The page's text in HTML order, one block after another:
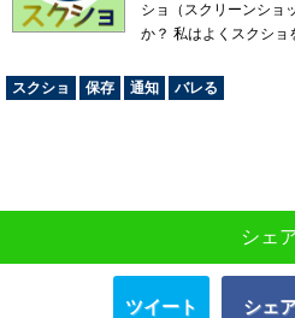
ショ（スクリーンショ
か？ 私はよくスクショ
スクショ
保存 通知 バレる
シェ
ツイート シェ